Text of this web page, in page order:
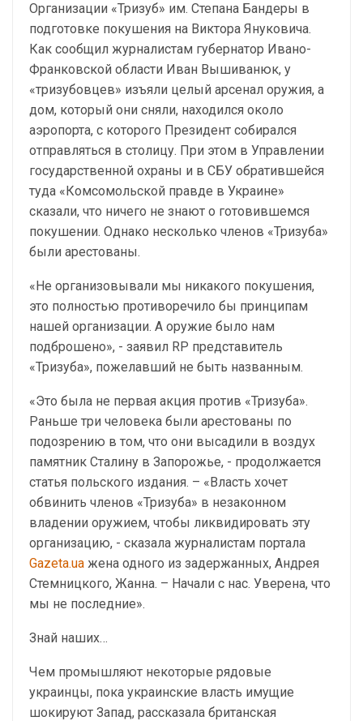
Организации «Тризуб» им. Степана Бандеры в
подготовке покушения на Виктора Януковича.
Как сообщил журналистам губернатор Ивано-
Франковской области Иван Вышиванюк, у
«тризубовцев» изъяли целый арсенал оружия, а
дом, который они сняли, находился около
аэропорта, с которого Президент собирался
отправляться в столицу. При этом в Управлении
государственной охраны и в СБУ обратившейся
туда «Комсомольской правде в Украине»
сказали, что ничего не знают о готовившемся
покушении. Однако несколько членов «Тризуба»
были арестованы.
«Не организовывали мы никакого покушения,
это полностью противоречило бы принципам
нашей организации. А оружие было нам
подброшено», - заявил RP представитель
«Тризуба», пожелавший не быть названным.
«Это была не первая акция против «Тризуба».
Раньше три человека были арестованы по
подозрению в том, что они высадили в воздух
памятник Сталину в Запорожье, - продолжается
статья польского издания. – «Власть хочет
обвинить членов «Тризуба» в незаконном
владении оружием, чтобы ликвидировать эту
организацию, - сказала журналистам портала
Gazeta.ua жена одного из задержанных, Андрея
Стемницкого, Жанна. – Начали с нас. Уверена, что
мы не последние».
Знай наших…
Чем промышляют некоторые рядовые
украинцы, пока украинские власть имущие
шокируют Запад, рассказала британская